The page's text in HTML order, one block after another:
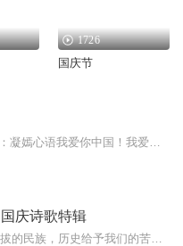
1726
国庆节
庆诗歌特辑